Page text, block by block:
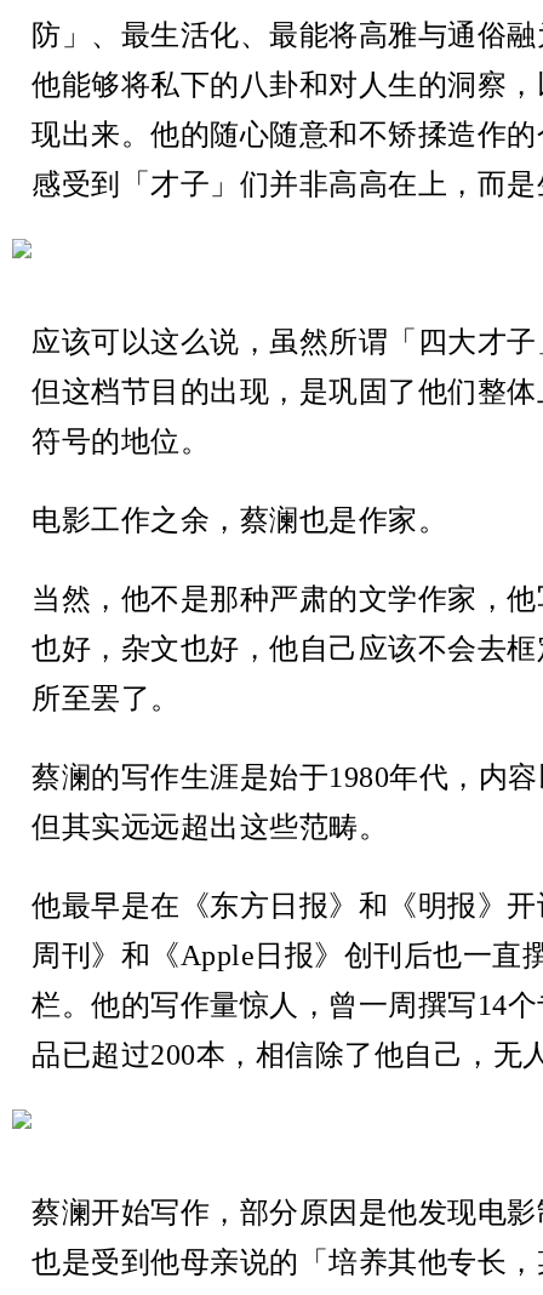
防」、最生活化、最能将高雅与通俗
他能够将私下的八卦和对人生的洞察
现出来。他的随心随意和不矫揉造作
感受到「才子」们并非高高在上，而
应该可以这么说，虽然所谓「四大才
但这档节目的出现，是巩固了他们整
符号的地位。
电影工作之余，蔡澜也是作家。
当然，他不是那种严肃的文学作家，
也好，杂文也好，他自己应该不会去
所至罢了。
蔡澜的写作生涯是始于1980年代，内
但其实远远超出这些范畴。
他最早是在《东方日报》和《明报》
周刊》和《Apple日报》创刊后也一直
栏。他的写作量惊人，曾一周撰写14
品已超过200本，相信除了他自己，无
蔡澜开始写作，部分原因是他发现电
也是受到他母亲说的「培养其他专长